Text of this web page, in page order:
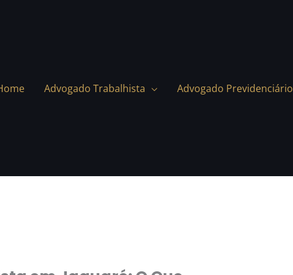
Advogado Trabalhista Advogado Previdenciário